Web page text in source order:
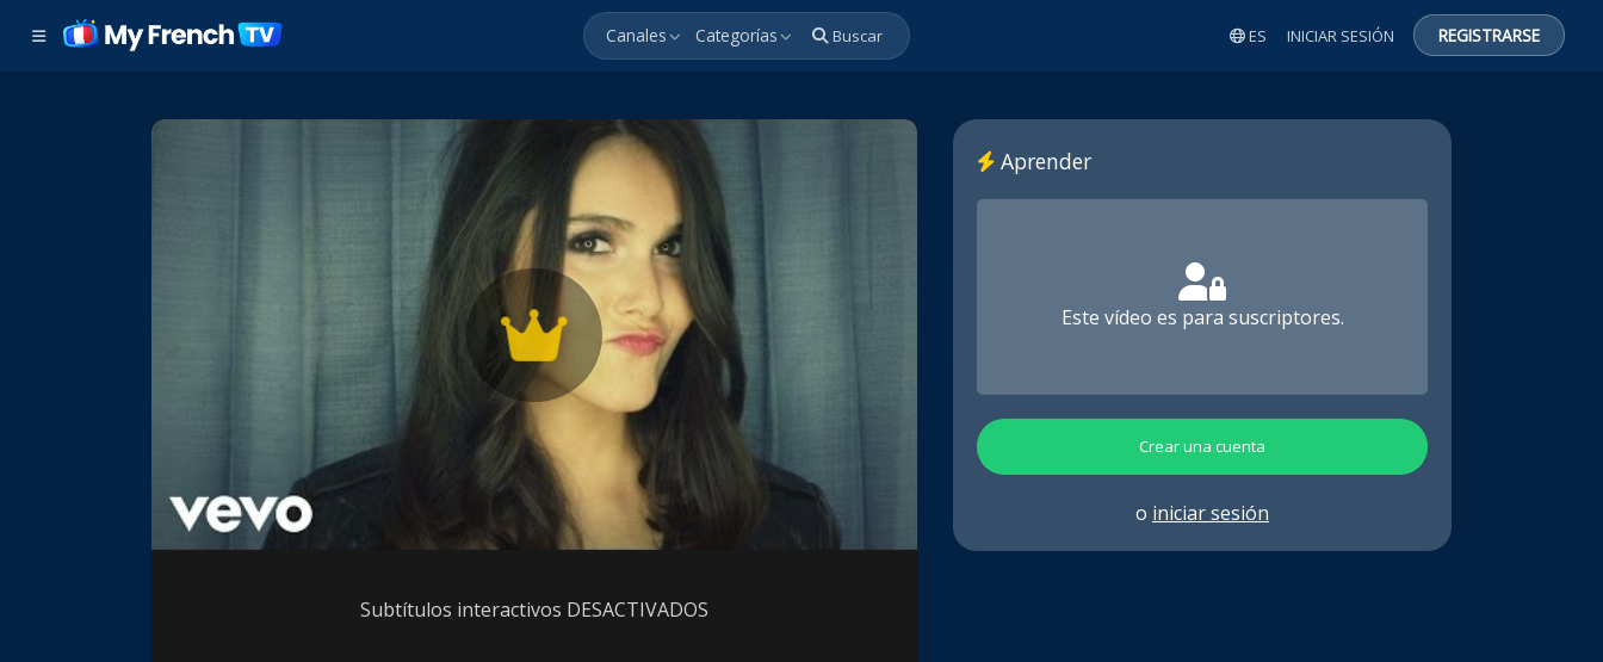
Canales Categorías Buscar ES INICIAR SESIÓN REGISTRARSE
Subtítulos interactivos DESACTIVADOS
Aprender
Este vídeo es para suscriptores.
Crear una cuenta
o iniciar sesión